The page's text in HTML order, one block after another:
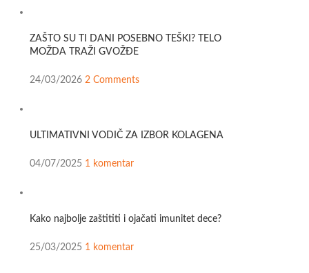
ZAŠTO SU TI DANI POSEBNO TEŠKI? TELO
MOŽDA TRAŽI GVOŽĐE
24/03/2026 2 Comments
ULTIMATIVNI VODIČ ZA IZBOR KOLAGENA
04/07/2025 1 komentar
Kako najbolje zaštititi i ojačati imunitet dece?
25/03/2025 1 komentar